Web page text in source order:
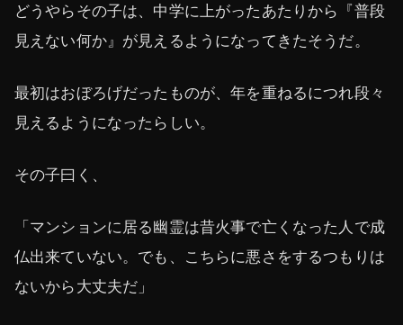
どうやらその子は、中学に上がったあたりから『普段
見えない何か』が見えるようになってきたそうだ。
最初はおぼろげだったものが、年を重ねるにつれ段々
見えるようになったらしい。
その子曰く、
「マンションに居る幽霊は昔火事で亡くなった人で成
仏出来ていない。でも、こちらに悪さをするつもりは
ないから大丈夫だ」